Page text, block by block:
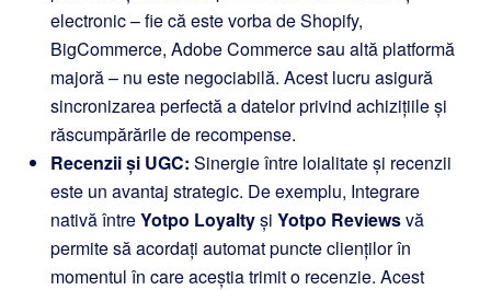
electronic – fie că este vorba de Shopify,
BigCommerce, Adobe Commerce sau altă platformă
majoră – nu este negociabilă. Acest lucru asigură
sincronizarea perfectă a datelor privind achizițiile și
răscumpărările de recompense.
Recenzii și UGC: Sinergie între loialitate și recenzii
este un avantaj strategic. De exemplu, Integrare
nativă întreYotpo Loyaltyși Yotpo Reviewsvă
permite să acordați automat puncte clienților în
momentul în care aceștia trimit o recenzie. Acest